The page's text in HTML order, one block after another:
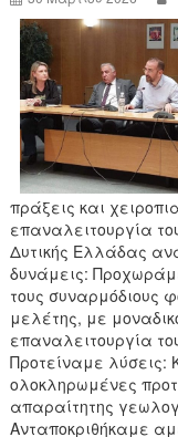
k
πράξεις και
επαναλειτουργία
Δυτικής Ελλάδας
δυνάμεις:
τους συναρμόδιους
μελέτης, με
επαναλειτουργία
Προτείναμε λύσεις:
ολοκληρωμένες
απαραίτητης
Ανταποκριθήκαμε